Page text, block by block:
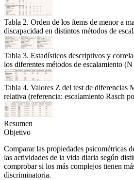
Tabla 2. Orden de los ítems de menor a
discapacidad en distintos métodos de
Tabla 3. Estadísticos descriptivos y
los diferentes métodos de escalamiento
Tabla 4. Valores Z del test de diferencias
relativa (referencia: escalamiento Rasch
Resumen
Objetivo
Comparar las propiedades psicométricas
las actividades de la vida diaria según
comprobar si los más complejos tienen
discriminatoria.